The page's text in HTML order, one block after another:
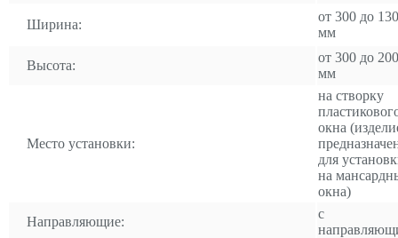
Ширина:
от 300 до
мм
Высота:
от 300 до
мм
Место установки:
на створку
окна
для
на
окна)
Направляющие:
с